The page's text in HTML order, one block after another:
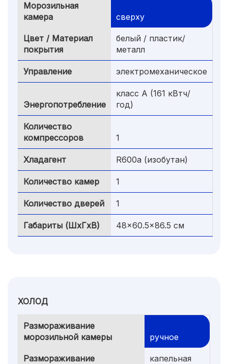
Морозильная
камера
сверху
Цвет / Материал
покрытия
белый / пластик/
металл
Управление электромеханическое
Энергопотребление
класс A (161 кВтч/
год)
Количество
компрессоров
1
Хладагент R600a (изобутан)
Количество камер 1
Количество дверей 1
Габариты (ШxГxВ) 48x60.5x86.5 см
ХОЛОД
Размораживание
морозильной камеры
ручное
Размораживание
капельная